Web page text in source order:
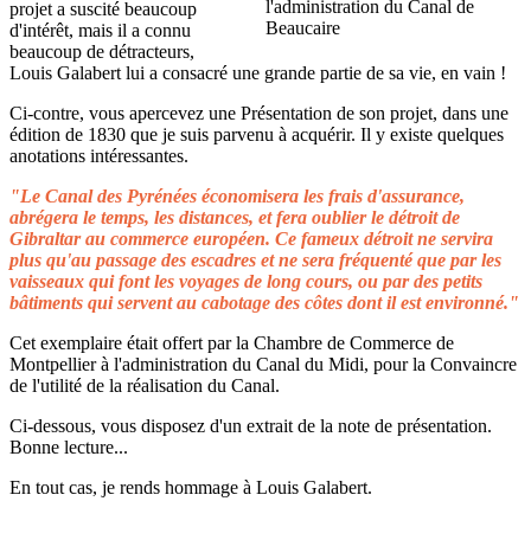
projet a suscité beaucoup
d'intérêt, mais il a connu
beaucoup de détracteurs,
Louis Galabert lui a consacré une grande partie de sa vie, en vain !
Ci-contre, vous apercevez une Présentation de son projet, dans une
édition de 1830 que je suis parvenu à acquérir. Il y existe quelques
anotations intéressantes.
"Le Canal des Pyrénées économisera les frais d'assurance,
abrégera le temps, les distances, et fera oublier le détroit de
Gibraltar au commerce européen. Ce fameux détroit ne servira
plus qu'au passage des escadres et ne sera fréquenté que par les
vaisseaux qui font les voyages de long cours, ou par des petits
bâtiments qui servent au cabotage des côtes dont il est environné."
Cet exemplaire était offert par la Chambre de Commerce de
Montpellier à l'administration du Canal du Midi, pour la Convaincre
de l'utilité de la réalisation du Canal.
Ci-dessous, vous disposez d'un extrait de la note de présentation.
Bonne lecture...
En tout cas, je rends hommage à Louis Galabert.